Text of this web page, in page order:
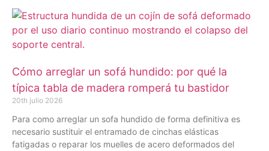
Cómo arreglar un sofá hundido: por qué la
típica tabla de madera romperá tu bastidor
20th julio 2026
Para como arreglar un sofa hundido de forma definitiva es
necesario sustituir el entramado de cinchas elásticas
fatigadas o reparar los muelles de acero deformados del